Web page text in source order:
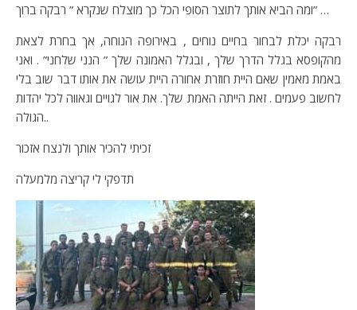
ומה הביא אותך לתוצר הסופי הכל כך מוצלח שנקרא ” רבקה ברוך” …
רבקה יכלת לבחור בחיים נוחים , באירופה הנוחה, אך בחרת לצאת
מהקופסא בגלל הדרך שלך , ובגלל האמונה שלך ” הנני שלחני” . ואני
באמת מאמין שאם היית חוזרת אחורה היית עושה את אותו דבר שוב בלי
לחשוב פעמים . זאת הייתה האמת שלך. את אור לגויים וגאווה לכל יהדות
הגולה..
זכיתי להכיר אותך ולנצח אזכור
תדפקי לי קריצה מלמעלה